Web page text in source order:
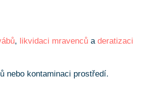
, likvidaci mravenců aderatizaci
nebo kontaminaci prostředí.